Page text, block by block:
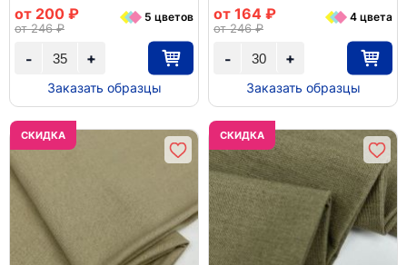
+
-
от 200 ₽
от 246 ₽
5 цветов
Заказать образцы
+
-
от 164 ₽
от 246 ₽
4 цвета
Заказать образцы
CКИДКА CКИДКА